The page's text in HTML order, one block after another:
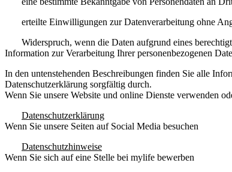
erteilte Einwilligungen zur Datenverarbeitung ohne
Widerspruch, wenn die Daten aufgrund eines
Information zur Verarbeitung Ihrer personenbezogenen
In den untenstehenden Beschreibungen finden Sie alle
Datenschutzerklärung sorgfältig durch.
Wenn Sie unsere Website und online Dienste verwenden
Datenschutzerklärung
Wenn Sie unsere Seiten auf Social Media besuchen
Datenschutzhinweise
Wenn Sie sich auf eine Stelle bei mylife bewerben